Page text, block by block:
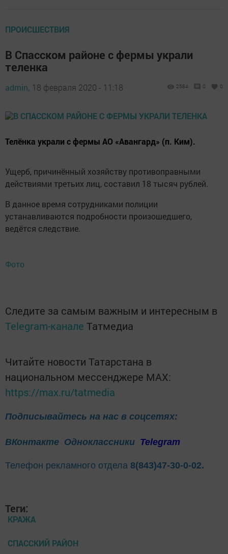
ПРОИСШЕСТВИЯ
В Спасском районе с фермы украли
теленка
admin, 18 февраля 2020 - 11:18 2584 0 0
Телёнка украли с фермы АО «Авангард» (п. Ким).
Ущерб, причинённый хозяйству противоправными
действиями третьих лиц, составил 18 тысяч рублей.
В данное время сотрудниками полиции
устанавливаются подробности произошедшего,
ведётся следствие.
Фото
Следите за самым важным и интересным в
Telegram-канале Татмедиа
Читайте новости Татарстана в
национальном мессенджере MАХ:
https://max.ru/tatmedia
Подписывайтесь на нас в соцсетях:
ВКонтакте Одноклассники Telegram
Телефон рекламного отдела 8(843)47-30-0-02.
Теги:
КРАЖА
СПАССКИЙ РАЙОН